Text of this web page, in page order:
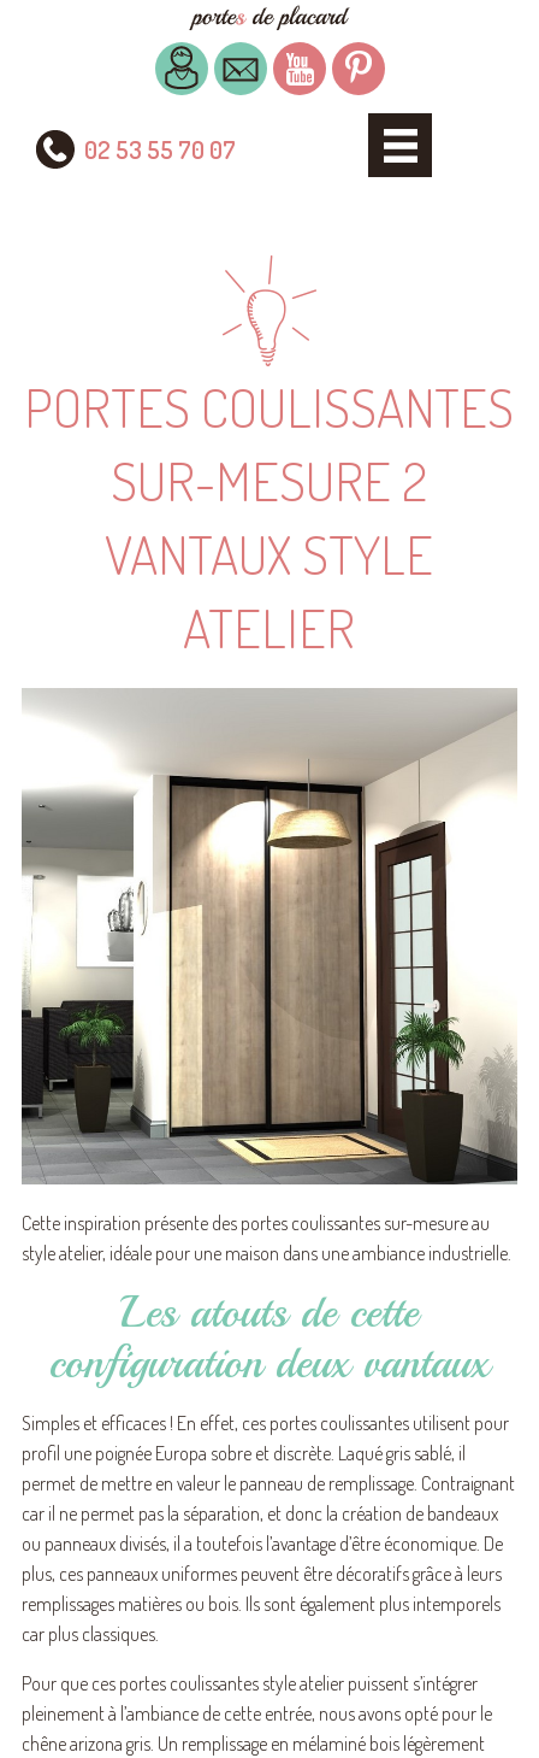
02 53 55 70 07
PORTES COULISSANTES
SUR-MESURE 2
VANTAUX STYLE
ATELIER
Cette inspiration présente des portes coulissantes sur-mesure au
style atelier, idéale pour une maison dans une ambiance industrielle.
Les atouts de cette
configuration deux vantaux
Simples et efficaces ! En effet, ces portes coulissantes utilisent pour
profil une poignée Europa sobre et discrète. Laqué gris sablé, il
permet de mettre en valeur le panneau de remplissage. Contraignant
car il ne permet pas la séparation, et donc la création de bandeaux
ou panneaux divisés, il a toutefois l’avantage d’être économique. De
plus, ces panneaux uniformes peuvent être décoratifs grâce à leurs
remplissages matières ou bois. Ils sont également plus intemporels
car plus classiques.
Pour que ces portes coulissantes style atelier puissent s’intégrer
pleinement à l’ambiance de cette entrée, nous avons opté pour le
chêne arizona gris. Un remplissage en mélaminé bois légèrement